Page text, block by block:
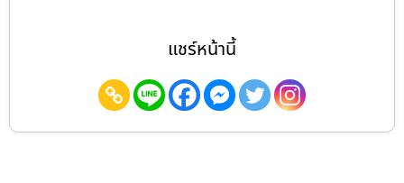
แชร์หน้านี้